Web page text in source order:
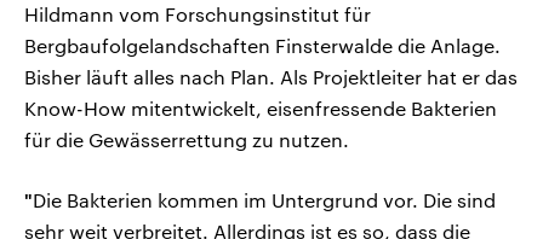
Hildmann vom Forschungsinstitut für
Bergbaufolgelandschaften Finsterwalde die Anlage.
Bisher läuft alles nach Plan. Als Projektleiter hat er das
Know-How mitentwickelt, eisenfressende Bakterien
für die Gewässerrettung zu nutzen.
"Die Bakterien kommen im Untergrund vor. Die sind
sehr weit verbreitet. Allerdings ist es so, dass die